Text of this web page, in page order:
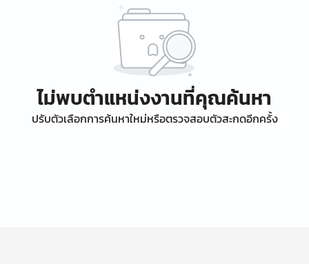
ไม่พบตำแหน่งงานที่คุณค้นหา
ปรับตัวเลือกการค้นหาใหม่หรือตรวจสอบตัวสะกดอีกครั้ง